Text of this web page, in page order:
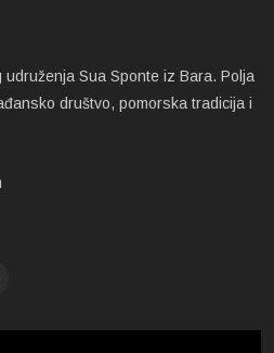
Sua Sponte iz Bara. Polja
društvo, pomorska tradicija i